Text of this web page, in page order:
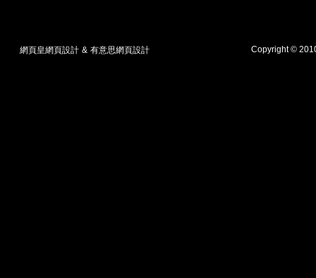
網頁皇網頁設計 & 有意思網頁設計 Copyright ©